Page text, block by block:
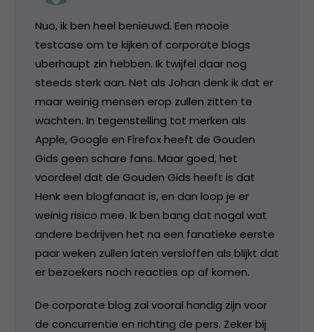
Nuo, ik ben heel benieuwd. Een mooie
testcase om te kijken of corporate blogs
uberhaupt zin hebben. Ik twijfel daar nog
steeds sterk aan. Net als Johan denk ik dat er
maar weinig mensen erop zullen zitten te
wachten. In tegenstelling tot merken als
Apple, Google en Firefox heeft de Gouden
Gids geen schare fans. Maar goed, het
voordeel dat de Gouden Gids heeft is dat
Henk een blogfanaat is, en dan loop je er
weinig risico mee. Ik ben bang dat nogal wat
andere bedrijven het na een fanatieke eerste
paar weken zullen laten versloffen als blijkt dat
er bezoekers noch reacties op af komen.
De corporate blog zal vooral handig zijn voor
de concurrentie en richting de pers. Zeker bij